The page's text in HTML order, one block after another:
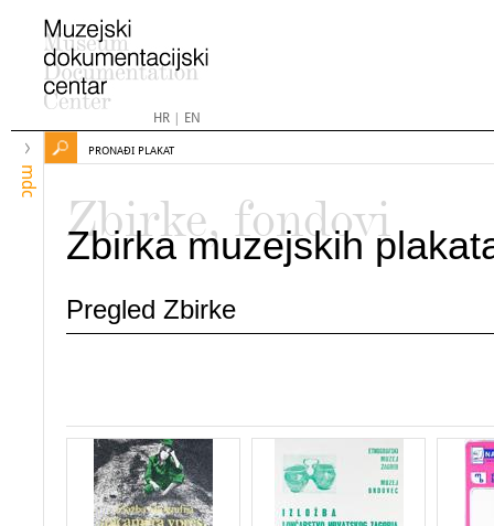
HR| EN
mdc
PRONAĐI PLAKAT
Zbirke, fondovi
Zbirka muzejskih
Pregled Zbirke